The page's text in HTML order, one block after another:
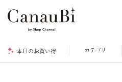
本日のお買い得 カテゴリ